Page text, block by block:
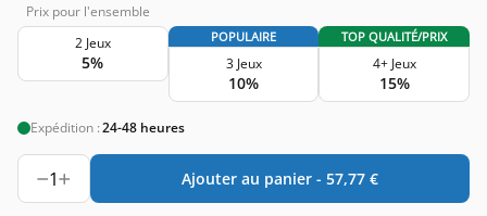
Prix pour l'ensemble
2 Jeux
5%
POPULAIRE
3 Jeux
10%
TOP QUALITÉ/PRIX
4+ Jeux
15%
Expédition :24-48 heures
1 Ajouter au panier - 57,77 €